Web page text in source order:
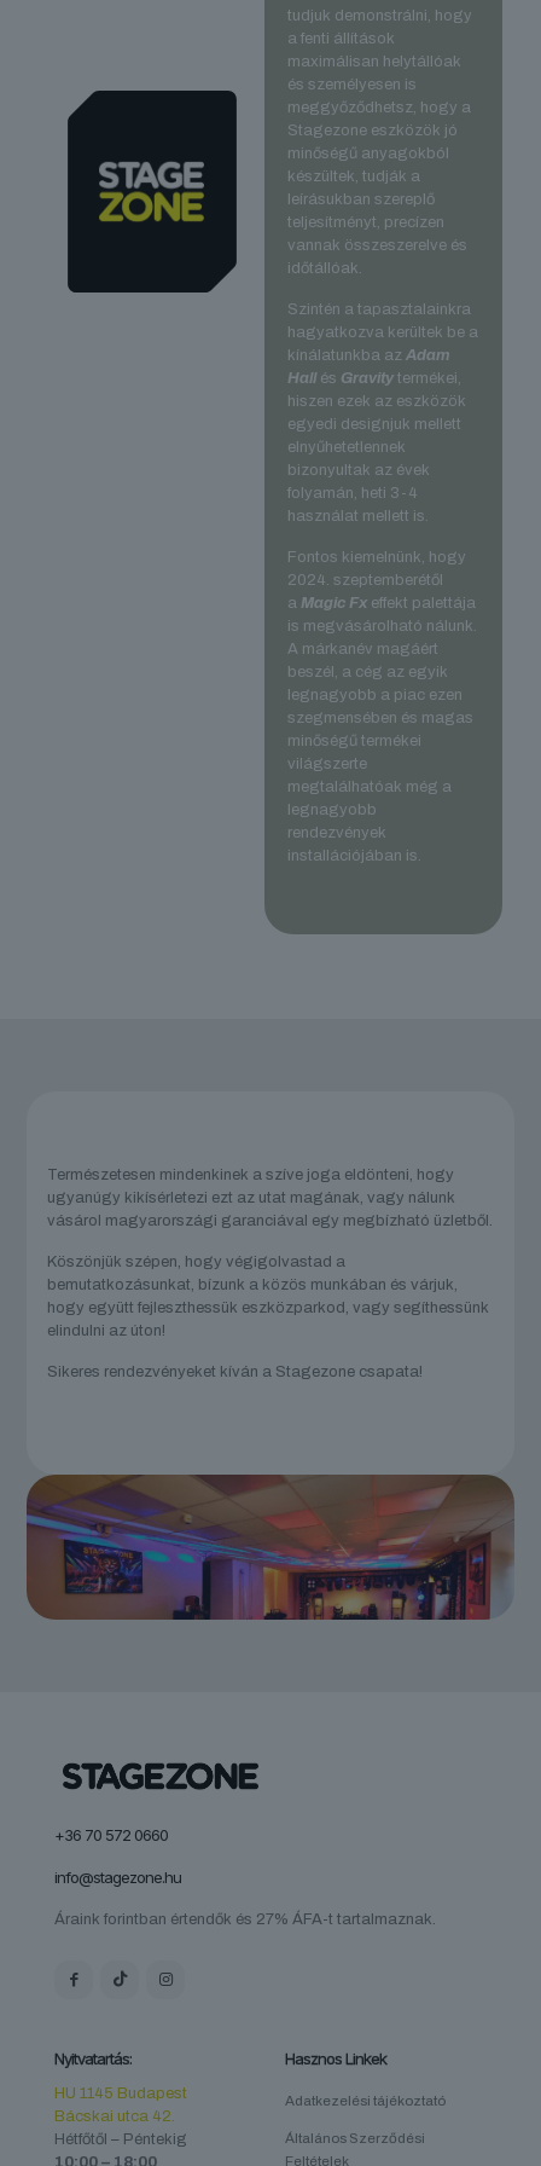
tudjuk demonstrálni, hogy
a fenti állítások
maximálisan helytállóak
és személyesen is
meggyőződhetsz, hogy a
Stagezone eszközök jó
minőségű anyagokból
készültek, tudják a
leírásukban szereplő
teljesítményt, precízen
vannak összeszerelve és
időtállóak.
Szintén a tapasztalainkra
hagyatkozva kerültek be a
kínálatunkba azAdam
Hall és Gravity termékei,
hiszen ezek az eszközök
egyedi designjuk mellett
elnyűhetetlennek
bizonyultak az évek
folyamán, heti 3-4
használat mellett is.
Fontos kiemelnünk, hogy
2024. szeptemberétől
a Magic Fx effekt palettája
is megvásárolható nálunk.
A márkanév magáért
beszél, a cég az egyik
legnagyobb a piac ezen
szegmensében és magas
minőségű termékei
világszerte
megtalálhatóak még a
legnagyobb
rendezvények
installációjában is.
Természetesen mindenkinek a szíve joga eldönteni, hogy
ugyanúgy kikísérletezi ezt az utat magának, vagy nálunk
vásárol magyarországi garanciával egy megbízható üzletből.
Köszönjük szépen, hogy végigolvastad a
bemutatkozásunkat, bízunk a közös munkában és várjuk,
hogy együtt fejleszthessük eszközparkod, vagy segíthessünk
elindulni az úton!
Sikeres rendezvényeket kíván a Stagezone csapata!
+36 70 572 0660
info@stagezone.hu
Áraink forintban értendők és 27% ÁFA-t tartalmaznak.
Nyitvatartás:
HU 1145 Budapest
Bácskai utca 42.
Hétfőtől – Péntekig
10:00 – 18:00
Hasznos Linkek
Adatkezelési tájékoztató
Általános Szerződési
Feltételek